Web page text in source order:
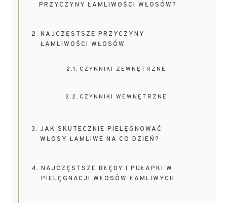
PRZYCZYNY ŁAMLIWOŚCI WŁOSÓW?
NAJCZĘSTSZE PRZYCZYNY
ŁAMLIWOŚCI WŁOSÓW
CZYNNIKI ZEWNĘTRZNE
CZYNNIKI WEWNĘTRZNE
JAK SKUTECZNIE PIELĘGNOWAĆ
WŁOSY ŁAMLIWE NA CO DZIEŃ?
NAJCZĘSTSZE BŁĘDY I PUŁAPKI W
PIELĘGNACJI WŁOSÓW ŁAMLIWYCH